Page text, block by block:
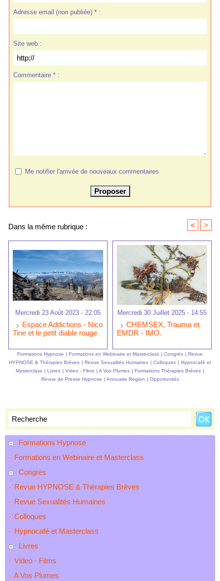
Formations Hypnose
Formations en Webinaire et Masterclass
Congrès
Revue HYPNOSE & Thérapies Brèves
Revue Sexualités Humaines
Colloques
Hypnocafé et Masterclass
Livres
Video - Films
A Vos Plumes
Adresse email (non publiée) * :
Site web :
Commentaire * :
Me notifier l'arrivée de nouveaux commentaires
Dans la même rubrique : < >
Mercredi 23 Août 2023 - 22:05
Espace Addictions - Nico
Tine et le petit diable rouge
Mercredi 30 Juillet 2025 - 14:55
CHEMSEX, Trauma et
EMDR - IMO.
Formations Hypnose | Formations en Webinaire et Masterclass | Congrès | Revue
HYPNOSE & Thérapies Brèves | Revue Sexualités Humaines | Colloques | Hypnocafé et
Masterclass | Livres | Video - Films | A Vos Plumes | Formations Thérapies Brèves |
Revue de Presse Hypnose | Annuaire Region | Opportunités